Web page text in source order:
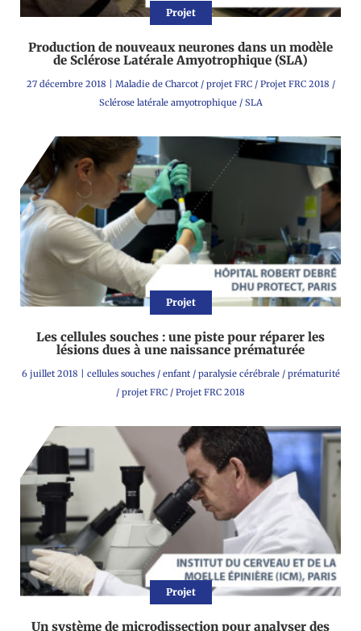
Projet
Production de nouveaux neurones dans un modèle
de Sclérose Latérale Amyotrophique (SLA)
27 décembre 2018 Maladie de Charcot/ projet FRC/ Projet FRC 2018 /
Sclérose latérale amyotrophique/ SLA
Projet
Les cellules souches : une piste pour réparer les
lésions dues à une naissance prématurée
6 juillet 2018 | cellules souches/ enfant/ paralysie cérébrale/ prématurité
/ projet FRC / Projet FRC 2018
Projet
Un système de microdissection pour analyser des